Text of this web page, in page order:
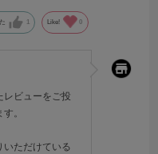
1 Like! 0
レビューをご投
。
いただけている